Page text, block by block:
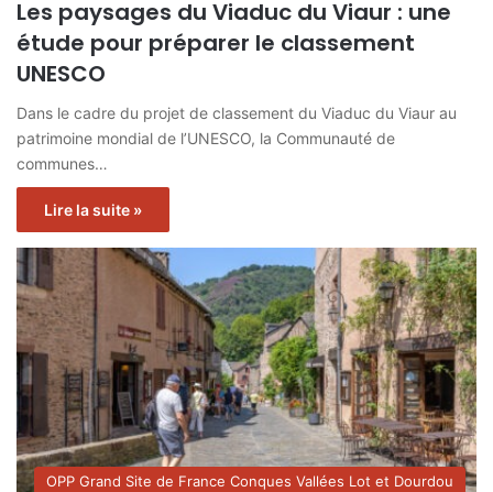
Les paysages du Viaduc du Viaur : une
étude pour préparer le classement
UNESCO
Dans le cadre du projet de classement du Viaduc du Viaur au
patrimoine mondial de l’UNESCO, la Communauté de
communes…
Lire la suite »
OPP Grand Site de France Conques Vallées Lot et Dourdou